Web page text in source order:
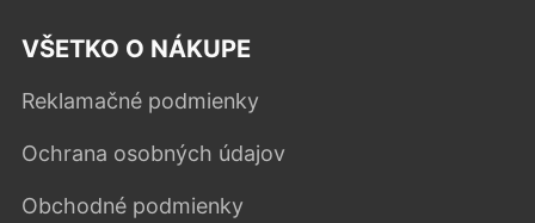
VŠETKO O NÁKUPE
Reklamačné podmienky
Ochrana osobných údajov
Obchodné podmienky